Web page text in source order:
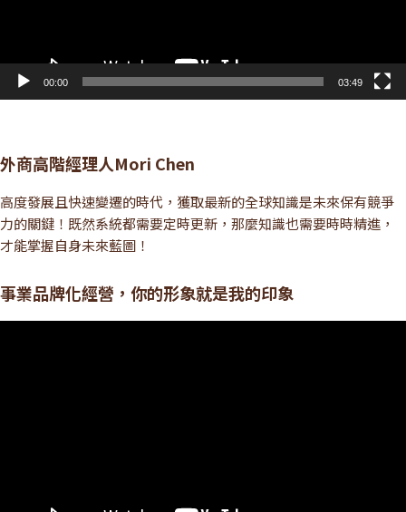
00:00 03:49
外商高階經理人Mori Chen
高度發展且快速變遷的時代，獲取最新的全球知識是未來保有競爭
力的關鍵！既然系統都需要定時更新，那麼知識也需要時時精進，
才能掌握自身未來藍圖！
事業品牌化經營，你的形象就是我的印象